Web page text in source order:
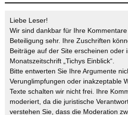
Liebe Leser!
Wir sind dankbar für Ihre
Beteiligung sehr. Ihre Zuschriften
Beiträge auf der Site erscheinen oder
Monatszeitschrift „Tichys Einblick“.
Bitte entwerten Sie Ihre Argumente
Verunglimpfungen oder inakzeptable
Texte schalten wir nicht frei. Ihre
moderiert, da die juristische
verstehen Sie, dass die Moderation